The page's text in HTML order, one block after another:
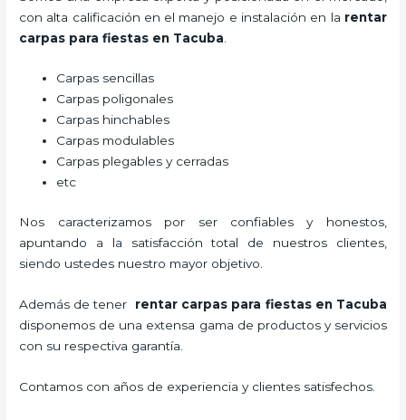
con alta calificación en el manejo e instalación en la rentar
carpas para fiestas en Tacuba
Carpas sencillas
Carpas poligonales
Carpas hinchables
Carpas modulables
Carpas plegables y cerradas
etc
Nos caracterizamos por ser confiables y honestos,
apuntando a la satisfacción total de nuestros clientes,
siendo ustedes nuestro mayor objetivo.
Además de tener rentar carpas para fiestas en Tacuba
disponemos de una extensa gama de productos y servicios
con su respectiva garantía.
Contamos con años de experiencia y clientes satisfechos.